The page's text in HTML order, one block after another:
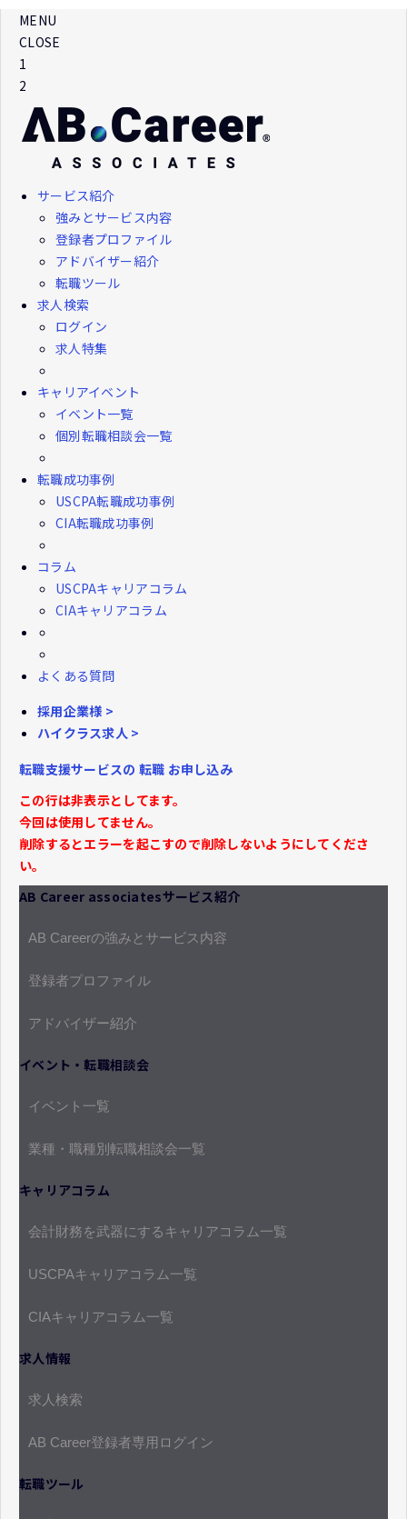
MENU
CLOSE
1
2
サービス紹介
強みとサービス内容
登録者プロファイル
アドバイザー紹介
転職ツール
求人検索
ログイン
求人特集
キャリアイベント
イベント一覧
個別転職相談会一覧
転職成功事例
USCPA転職成功事例
CIA転職成功事例
コラム
USCPAキャリアコラム
CIAキャリアコラム
よくある質問
採用企業様 >
ハイクラス求人 >
転職支援サービスの 転職 お申し込み
この行は非表示としてます。
今回は使用してません。
削除するとエラーを起こすので削除しないようにしてくださ
い。
AB Career associatesサービス紹介
AB Careerの強みとサービス内容
登録者プロファイル
アドバイザー紹介
イベント・転職相談会
イベント一覧
業種・職種別転職相談会一覧
キャリアコラム
会計財務を武器にするキャリアコラム一覧
USCPAキャリアコラム一覧
CIAキャリアコラム一覧
求人情報
求人検索
AB Career登録者専用ログイン
転職ツール